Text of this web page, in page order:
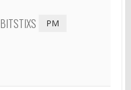
BITSTIXS PM